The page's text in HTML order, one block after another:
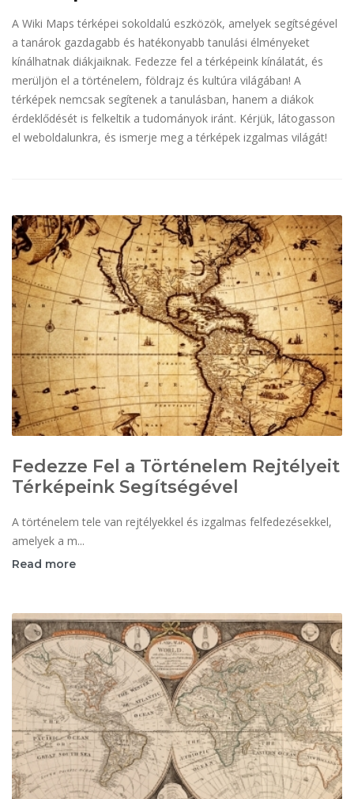
A Wiki Maps térképei sokoldalú eszközök, amelyek segítségével
a tanárok gazdagabb és hatékonyabb tanulási élményeket
kínálhatnak diákjaiknak. Fedezze fel a térképeink kínálatát, és
merüljön el a történelem, földrajz és kultúra világában! A
térképek nemcsak segítenek a tanulásban, hanem a diákok
érdeklődését is felkeltik a tudományok iránt. Kérjük, látogasson
el weboldalunkra, és ismerje meg a térképek izgalmas világát!
Fedezze Fel a Történelem Rejtélyeit
Térképeink Segítségével
A történelem tele van rejtélyekkel és izgalmas felfedezésekkel,
amelyek a m...
Read more